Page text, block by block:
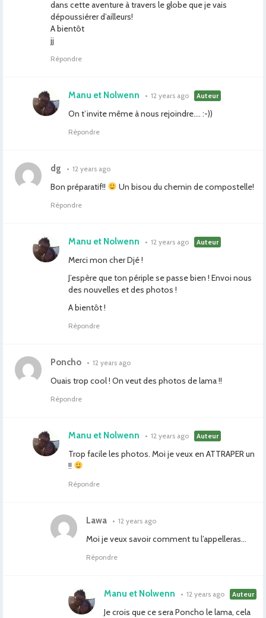
dans cette aventure à travers le globe que je vais
dépoussiérer d’ailleurs!
A bientôt
jj
Répondre
Manu et Nolwenn • 12 years ago Auteur
On t’invite même à nous rejoindre…. :-))
Répondre
dg • 12 years ago
Bon préparatif!! Un bisou du chemin de compostelle!
Répondre
Manu et Nolwenn • 12 years ago Auteur
Merci mon cher Djé !
J’espère que ton périple se passe bien ! Envoi nous
des nouvelles et des photos !
A bientôt !
Répondre
Poncho • 12 years ago
Ouais trop cool ! On veut des photos de lama !!
Répondre
Manu et Nolwenn • 12 years ago Auteur
Trop facile les photos. Moi je veux en ATTRAPER un
!!
Répondre
Lawa • 12 years ago
Moi je veux savoir comment tu l’appelleras…
Répondre
Manu et Nolwenn • 12 years ago Auteur
Je crois que ce sera Poncho le lama, cela